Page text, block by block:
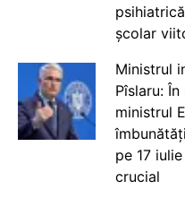
școlar
Ministrul
Pîslaru:
ministrul
pe 17
crucial